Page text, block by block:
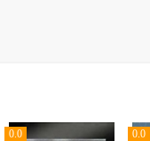
0.0 0.0